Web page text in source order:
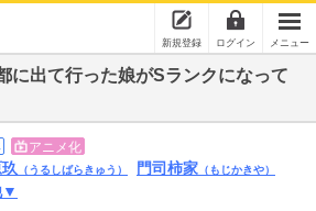
新規登録 ログイン メニュー
に出て行った娘がSランクになって
アニメ化
（うるしばらきゅう） 門司柿家 （もじかきや）
▼